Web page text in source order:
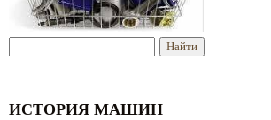
ИСТОРИЯ МАШИН